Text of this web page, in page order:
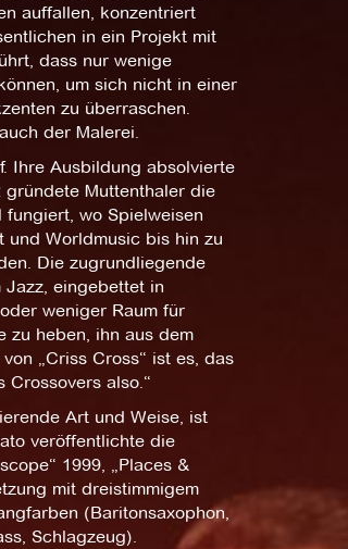
auffallen, konzentriert
in ein Projekt mit
dass nur wenige
um sich nicht in einer
zu überraschen.
der Malerei.
Ihre Ausbildung absolvierte
Muttenthaler die
wo Spielweisen
und Worldmusic bis hin zu
Die zugrundliegende
eingebettet in
weniger Raum für
zu heben, ihn aus dem
„Criss Cross“ ist es, das
also.“
Art und Weise, ist
veröffentlichte die
1999, „Places &
mit dreistimmigem
(Baritonsaxophon,
Schlagzeug).